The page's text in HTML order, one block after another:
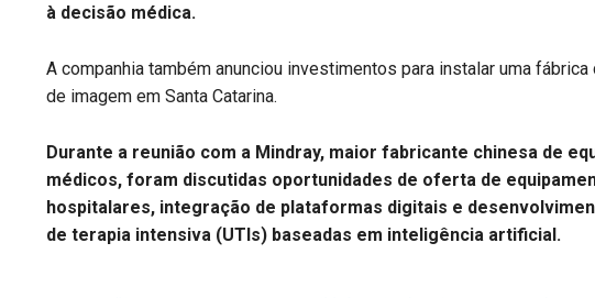
à decisão médica.
A companhia também anunciou investimentos para instalar uma
de imagem em Santa Catarina.
Durante a reunião com a Mindray, maior fabricante chinesa de
médicos, foram discutidas oportunidades de oferta de
hospitalares, integração de plataformas digitais e
de terapia intensiva (UTIs) baseadas em inteligência artificial.